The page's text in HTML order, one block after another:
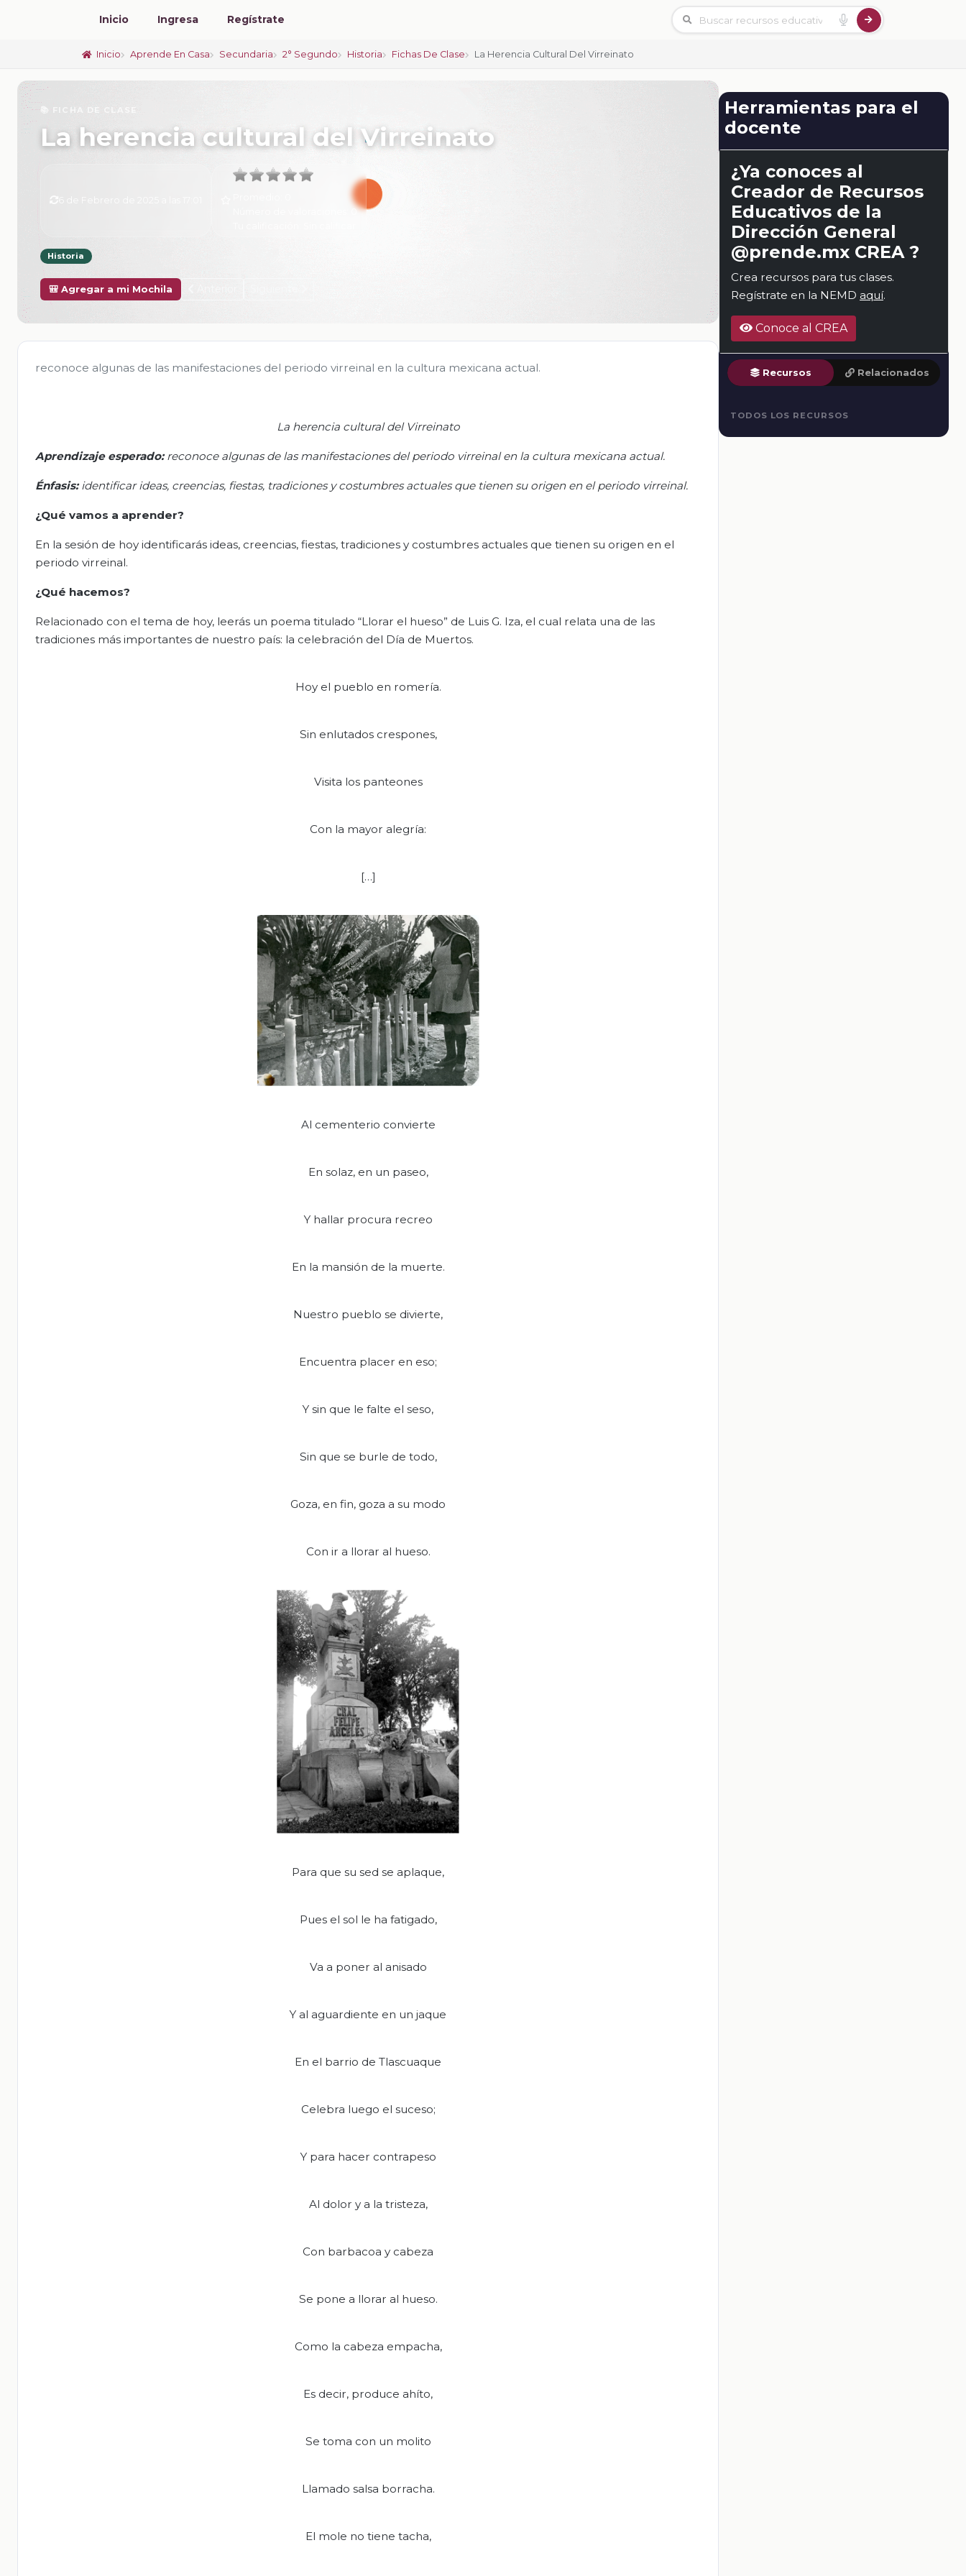
Inicio Ingresa Regístrate
Inicio Aprende En Casa Secundaria 2° Segundo Historia Fichas De Clase La Herencia Cultural Del Virreinato
📚 FICHA DE CLASE
La herencia cultural del Virreinato
0
Historia
🎒 Agregar a mi Mochila
reconoce algunas de las manifestaciones del periodo virreinal en la cultura mexicana actual.
La herencia cultural del Virreinato
Aprendizaje esperado: reconoce algunas de las manifestaciones del periodo virreinal en la cultura mexicana actual.
Énfasis: identificar ideas, creencias, fiestas, tradiciones y costumbres actuales que tienen su origen en el periodo virreinal.
¿Qué vamos a aprender?
En la sesión de hoy identificarás ideas, creencias, fiestas, tradiciones y costumbres actuales que tienen su origen en el
periodo virreinal.
¿Qué hacemos?
Relacionado con el tema de hoy, leerás un poema titulado “Llorar el hueso” de Luis G. Iza, el cual relata una de las
tradiciones más importantes de nuestro país: la celebración del Día de Muertos.
Hoy el pueblo en romería.
Sin enlutados crespones,
Visita los panteones
Con la mayor alegría:
[…]
Al cementerio convierte
En solaz, en un paseo,
Y hallar procura recreo
En la mansión de la muerte.
Nuestro pueblo se divierte,
Encuentra placer en eso;
Y sin que le falte el seso,
Sin que se burle de todo,
Goza, en fin, goza a su modo
Con ir a llorar al hueso.
Para que su sed se aplaque,
Pues el sol le ha fatigado,
Va a poner al anisado
Y al aguardiente en un jaque
En el barrio de Tlascuaque
Celebra luego el suceso;
Y para hacer contrapeso
Al dolor y a la tristeza,
Con barbacoa y cabeza
Se pone a llorar al hueso.
Como la cabeza empacha,
Es decir, produce ahíto,
Se toma con un molito
Llamado salsa borracha.
El mole no tiene tacha,
Herramientas para el
docente
¿Ya conoces al
Creador de Recursos
Educativos de la
Dirección General
@prende.mx CREA ?
Crea recursos para tus clases.
Regístrate en la NEMD aquí.
Conoce al CREA
Recursos Relacionados
TODOS LOS RECURSOS